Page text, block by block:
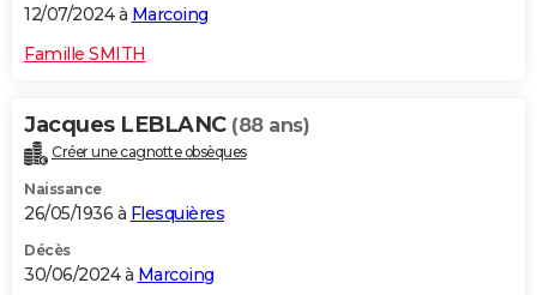
12/07/2024 à Marcoing
Famille SMITH
Jacques LEBLANC (88 ans)
Créer une cagnotte obsèques
Naissance
26/05/1936 à Flesquières
Décès
30/06/2024 à Marcoing